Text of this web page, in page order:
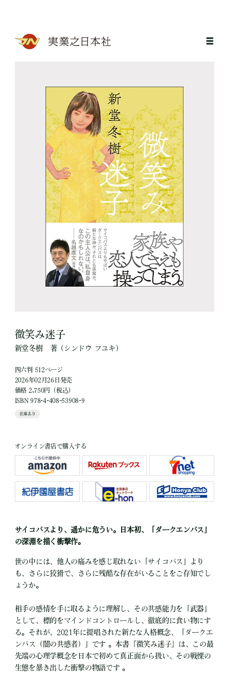
微笑み迷子
新堂冬樹 著（シンドウ フユキ）
四六判 512ページ
2026年02月26日発売
価格 2,750円（税込）
ISBN 978-4-408-53908-9
在庫あり
オンライン書店で購入する
サイコパスより、遥かに危うい。日本初、「ダークエンパス」
の深淵を描く衝撃作。
世の中には、他人の痛みを感じ取れない「サイコパス」より
も、さらに狡猾で、さらに残酷な存在がいることをご存知でし
ょうか。
相手の感情を手に取るように理解し、その共感能力を「武器」
として、標的をマインドコントロールし、徹底的に食い物にす
る。それが、2021年に提唱された新たな人格概念、「ダークエ
ンパス（闇の共感者）」です 。本書『微笑み迷子』は、この最
先端の心理学概念を日本で初めて真正面から扱い、その戦慄の
生態を暴き出した衝撃の物語です 。